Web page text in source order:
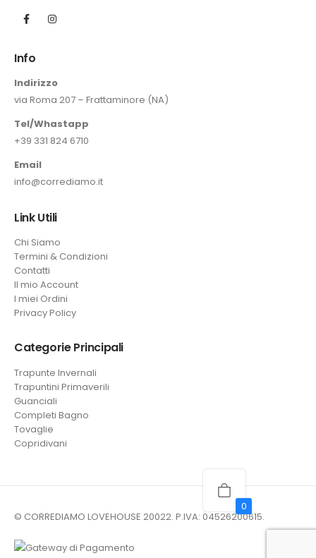
Info
Indirizzo
via Roma 207 – Frattaminore (NA)
Tel/Whastapp
+39 331 824 6710
Email
info@corrediamo.it
Link Utili
Chi Siamo
Termini & Condizioni
Contatti
Il mio Account
I miei Ordini
Privacy Policy
Categorie Principali
Trapunte Invernali
Trapuntini Primaverili
Guanciali
Completi Bagno
Tovaglie
Copridivani
© CORREDIAMO LOVEHOUSE 20022. P.IVA: 04526200615.
0